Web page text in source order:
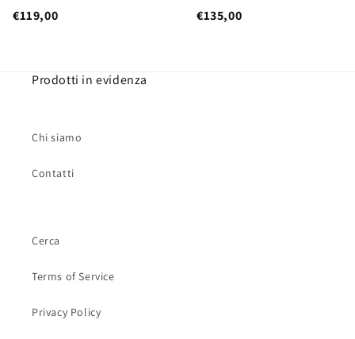
€119,00
€135,00
Prodotti in evidenza
Chi siamo
Contatti
Cerca
Terms of Service
Privacy Policy